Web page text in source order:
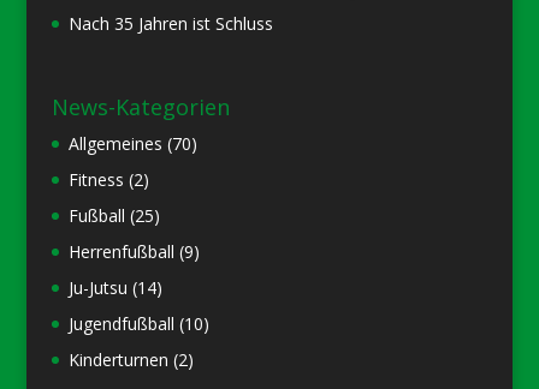
Nach 35 Jahren ist Schluss
News-Kategorien
Allgemeines (70)
Fitness (2)
Fußball (25)
Herrenfußball (9)
Ju-Jutsu (14)
Jugendfußball (10)
Kinderturnen (2)